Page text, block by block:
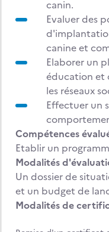
canin.
Evaluer des
canine et
Elaborer un
éducation et
les réseaux
Effectuer un
Compétences
Etablir un
Modalités
Un dossier de
et un budget de
Modalités de